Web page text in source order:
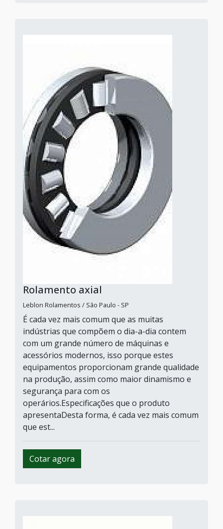
Rolamento axial
Leblon Rolamentos / São Paulo - SP
É cada vez mais comum que as muitas
indústrias que compõem o dia-a-dia contem
com um grande número de máquinas e
acessórios modernos, isso porque estes
equipamentos proporcionam grande qualidade
na produção, assim como maior dinamismo e
segurança para com os
operários.Especificações que o produto
apresentaDesta forma, é cada vez mais comum
que est...
Cotar agora